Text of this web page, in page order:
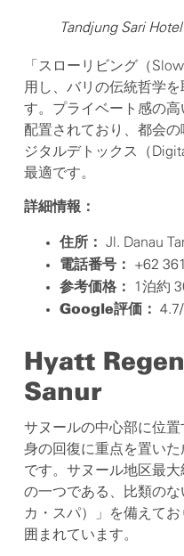
Tandjung Sari
「スローリビング（
用し、バリの伝統哲学
す。プライベート感の
配置されており、都会
ジタルデトックス（
最適です。
詳細情報：
住所： Jl. Danau
電話番号： +62
参考価格： 1泊約
Google評価：
Hyatt
Sanur
サヌールの中心部に位
身の回復に重点を置い
です。サヌール地区最
の一つである、比類の
カ・スパ）」を備えて
囲まれています。